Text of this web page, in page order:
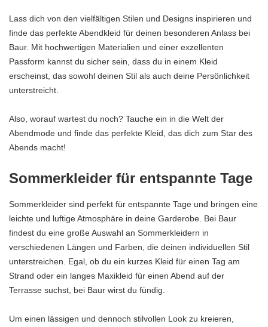
Lass dich von den vielfältigen Stilen und Designs inspirieren und
finde das perfekte Abendkleid für deinen besonderen Anlass bei
Baur. Mit hochwertigen Materialien und einer exzellenten
Passform kannst du sicher sein, dass du in einem Kleid
erscheinst, das sowohl deinen Stil als auch deine Persönlichkeit
unterstreicht.
Also, worauf wartest du noch? Tauche ein in die Welt der
Abendmode und finde das perfekte Kleid, das dich zum Star des
Abends macht!
Sommerkleider für entspannte Tage
Sommerkleider sind perfekt für entspannte Tage und bringen eine
leichte und luftige Atmosphäre in deine Garderobe. Bei Baur
findest du eine große Auswahl an Sommerkleidern in
verschiedenen Längen und Farben, die deinen individuellen Stil
unterstreichen. Egal, ob du ein kurzes Kleid für einen Tag am
Strand oder ein langes Maxikleid für einen Abend auf der
Terrasse suchst, bei Baur wirst du fündig.
Um einen lässigen und dennoch stilvollen Look zu kreieren,